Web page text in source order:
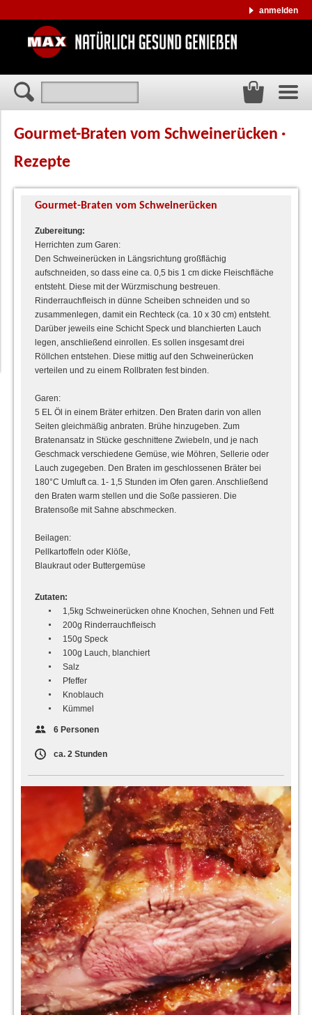
anmelden
Gourmet-Braten vom Schweinerücken ·
Rezepte
Gourmet-Braten vom Schweinerücken
Zubereitung:
Herrichten zum Garen:
Den Schweinerücken in Längsrichtung großflächig
aufschneiden, so dass eine ca. 0,5 bis 1 cm dicke Fleischfläche
entsteht. Diese mit der Würzmischung bestreuen.
Rinderrauchfleisch in dünne Scheiben schneiden und so
zusammenlegen, damit ein Rechteck (ca. 10 x 30 cm) entsteht.
Darüber jeweils eine Schicht Speck und blanchierten Lauch
legen, anschließend einrollen. Es sollen insgesamt drei
Röllchen entstehen. Diese mittig auf den Schweinerücken
verteilen und zu einem Rollbraten fest binden.
Garen:
5 EL Öl in einem Bräter erhitzen. Den Braten darin von allen
Seiten gleichmäßig anbraten. Brühe hinzugeben. Zum
Bratenansatz in Stücke geschnittene Zwiebeln, und je nach
Geschmack verschiedene Gemüse, wie Möhren, Sellerie oder
Lauch zugegeben. Den Braten im geschlossenen Bräter bei
180°C Umluft ca. 1- 1,5 Stunden im Ofen garen. Anschließend
den Braten warm stellen und die Soße passieren. Die
Bratensoße mit Sahne abschmecken.
Beilagen:
Pellkartoffeln oder Klöße,
Blaukraut oder Buttergemüse
Zutaten:
1,5kg Schweinerücken ohne Knochen, Sehnen und Fett
200g Rinderrauchfleisch
150g Speck
100g Lauch, blanchiert
Salz
Pfeffer
Knoblauch
Kümmel
6 Personen
ca. 2 Stunden